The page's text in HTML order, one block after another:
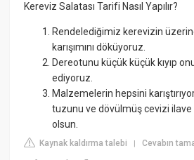
Kereviz Salatası Tarifi Nasıl Yapılır?
Rendelediğimiz kerevizin
karışımını döküyoruz.
Dereotunu küçük küçük kıyıp
ediyoruz.
Malzemelerin hepsini
tuzunu ve dövülmüş cevizi
olsun.
Kaynak kaldırma talebi |Cevabın